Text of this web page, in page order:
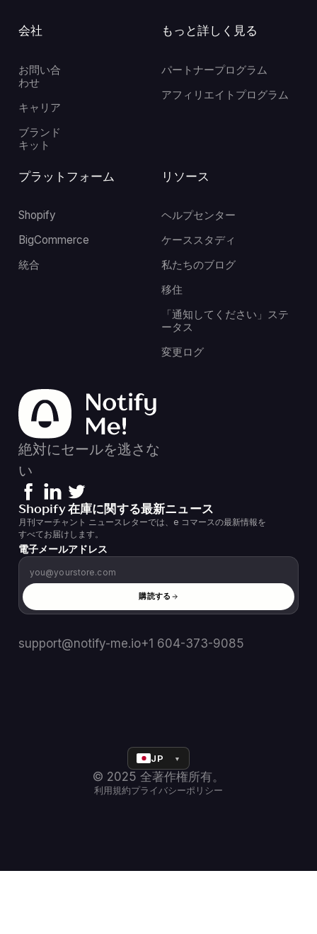
会社
お問い合
わせ
キャリア
ブランド
キット
リソース
ヘルプセンター
ケーススタディ
私たちのブログ
移住
「通知してください」ステ
ータス
変更ログ
もっと詳しく見る
パートナープログラム
アフィリエイトプログラム
プラットフォーム
Shopify
BigCommerce
統合
絶対にセールを逃さな
い
Shopify 在庫に関する最新ニュース
月刊マーチャント ニュースレターでは、e コマースの最新情報を
すべてお届けします。
電子メールアドレス
購読する
support@notify-me.io+1 604-373-9085
JP ▼
© 2025 全著作権所有。
利用規約プライバシーポリシー